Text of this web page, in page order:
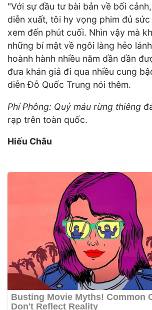
"Với sự đầu tư bài bản về bối
diễn xuất, tôi hy vọng phim đủ
xem đến phút cuối. Nhìn vậy mà
những bí mật về ngôi làng hẻo
hoành hành nhiều năm dần dần
đưa khán giả đi qua nhiều cung
diễn Đỗ Quốc Trung nói thêm.
Phí Phông: Quỷ máu rừng thiêng
rạp trên toàn quốc.
Hiếu Châu